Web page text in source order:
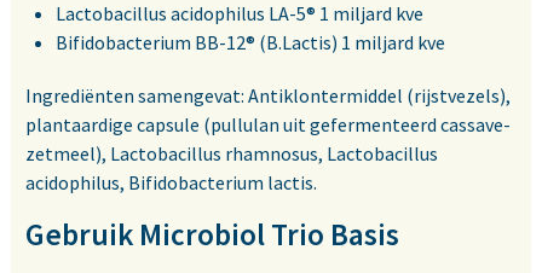
Lactobacillus acidophilus LA-5® 1 miljard kve
Bifidobacterium BB-12® (B.Lactis) 1 miljard kve
Ingrediënten samengevat: Antiklontermiddel (rijstvezels),
plantaardige capsule (pullulan uit gefermenteerd cassave-
zetmeel), Lactobacillus rhamnosus, Lactobacillus
acidophilus, Bifidobacterium lactis.
Gebruik Microbiol Trio Basis